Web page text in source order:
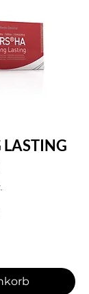
LASTING